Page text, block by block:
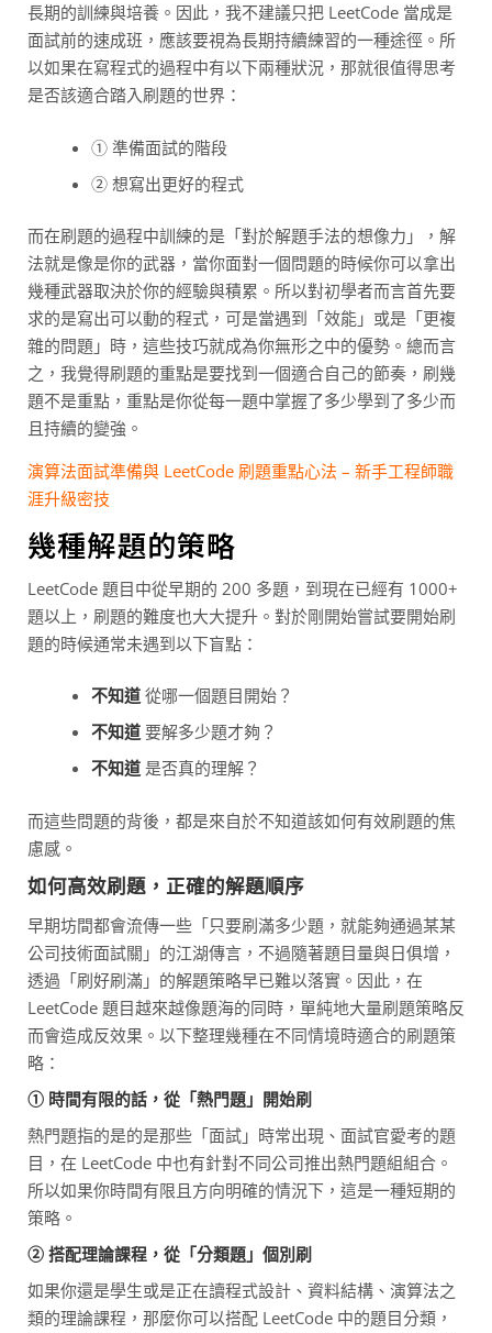
長期的訓練與培養。因此，我不建議只把 LeetCode 當成是
面試前的速成班，應該要視為長期持續練習的一種途徑。所
以如果在寫程式的過程中有以下兩種狀況，那就很值得思考
是否該適合踏入刷題的世界：
① 準備面試的階段
② 想寫出更好的程式
而在刷題的過程中訓練的是「對於解題手法的想像力」，解
法就是像是你的武器，當你面對一個問題的時候你可以拿出
幾種武器取決於你的經驗與積累。所以對初學者而言首先要
求的是寫出可以動的程式，可是當遇到「效能」或是「更複
雜的問題」時，這些技巧就成為你無形之中的優勢。總而言
之，我覺得刷題的重點是要找到一個適合自己的節奏，刷幾
題不是重點，重點是你從每一題中掌握了多少學到了多少而
且持續的變強。
演算法面試準備與 LeetCode 刷題重點心法 – 新手工程師職
涯升級密技
幾種解題的策略
LeetCode 題目中從早期的 200 多題，到現在已經有 1000+
題以上，刷題的難度也大大提升。對於剛開始嘗試要開始刷
題的時候通常未遇到以下盲點：
不知道從哪一個題目開始？
不知道要解多少題才夠？
不知道是否真的理解？
而這些問題的背後，都是來自於不知道該如何有效刷題的焦
慮感。
如何高效刷題，正確的解題順序
早期坊間都會流傳一些「只要刷滿多少題，就能夠通過某某
公司技術面試關」的江湖傳言，不過隨著題目量與日俱增，
透過「刷好刷滿」的解題策略早已難以落實。因此，在
LeetCode 題目越來越像題海的同時，單純地大量刷題策略反
而會造成反效果。以下整理幾種在不同情境時適合的刷題策
略：
① 時間有限的話，從「熱門題」開始刷
熱門題指的是的是那些「面試」時常出現、面試官愛考的題
目，在 LeetCode 中也有針對不同公司推出熱門題組組合。
所以如果你時間有限且方向明確的情況下，這是一種短期的
策略。
② 搭配理論課程，從「分類題」個別刷
如果你還是學生或是正在讀程式設計、資料結構、演算法之
類的理論課程，那麼你可以搭配 LeetCode 中的題目分類，